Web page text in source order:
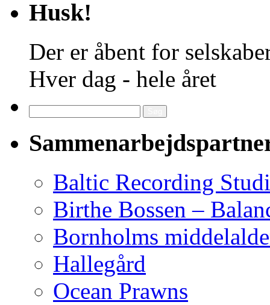
Husk!
Der er åbent for
Hver dag - hele året
efter:
Baltic Recording
Birthe Bossen –
Bornholms
Hallegård
Ocean Prawns